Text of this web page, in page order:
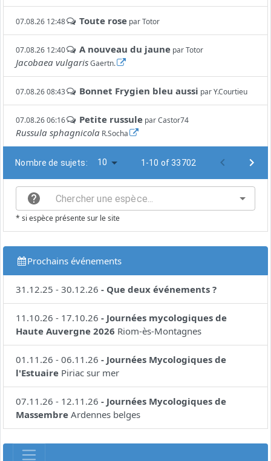
07.08.26 12:48 Toute rose parTotor
07.08.26 12:40 A nouveau du jaune parTotor
Jacobaea vulgarisGaertn.
07.08.26 08:43 Bonnet Frygien bleu aussi parY.Courtieu
07.08.26 06:16 Petite russule parCastor74
Russula sphagnicola R.Socha
Nombre de sujets: 10 1-10 of 33702
* si espèce présente sur le site
Prochains événements
31.12.25 - 30.12.26 - Que deux événements ?
11.10.26 - 17.10.26 - Journées mycologiques de
Haute Auvergne 2026 Riom-ès-Montagnes
01.11.26 - 06.11.26 - Journées Mycologiques de
l'Estuaire Piriac sur mer
07.11.26 - 12.11.26 - Journées Mycologiques de
Massembre Ardennes belges